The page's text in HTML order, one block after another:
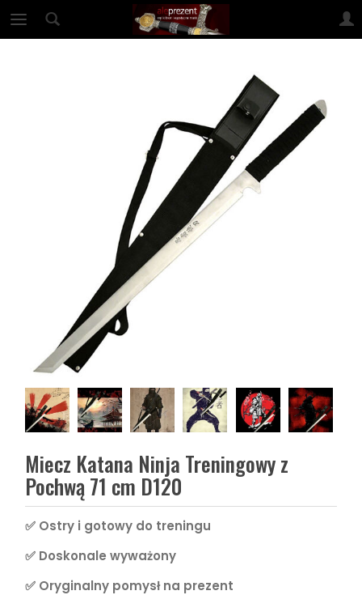
Miecz Katana Ninja Treningowy z
Pochwą 71 cm D120
✅ Ostry i gotowy do treningu
✅ Doskonale wyważony
✅ Oryginalny pomysł na prezent